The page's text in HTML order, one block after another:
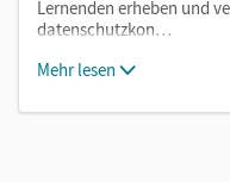
Lernenden erheben und
datenschutzkon…
Mehr lesen